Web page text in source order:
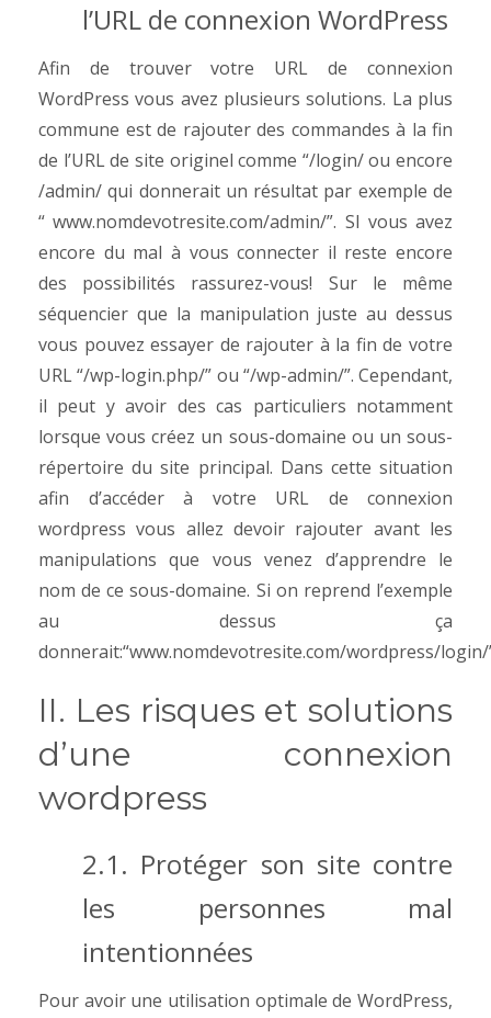
l’URL de connexion WordPress
Afin de trouver votre URL de connexion
WordPress vous avez plusieurs solutions. La plus
commune est de rajouter des commandes à la fin
de l’URL de site originel comme “/login/ ou encore
/admin/ qui donnerait un résultat par exemple de
“ www.nomdevotresite.com/admin/”. SI vous avez
encore du mal à vous connecter il reste encore
des possibilités rassurez-vous! Sur le même
séquencier que la manipulation juste au dessus
vous pouvez essayer de rajouter à la fin de votre
URL “/wp-login.php/” ou “/wp-admin/”. Cependant,
il peut y avoir des cas particuliers notamment
lorsque vous créez un sous-domaine ou un sous-
répertoire du site principal. Dans cette situation
afin d’accéder à votre URL de connexion
wordpress vous allez devoir rajouter avant les
manipulations que vous venez d’apprendre le
nom de ce sous-domaine. Si on reprend l’exemple
au dessus ça
donnerait:“www.nomdevotresite.com/wordpress/login/
II. Les risques et solutions
d’une connexion
wordpress
2.1. Protéger son site contre
les personnes mal
intentionnées
Pour avoir une utilisation optimale de WordPress,